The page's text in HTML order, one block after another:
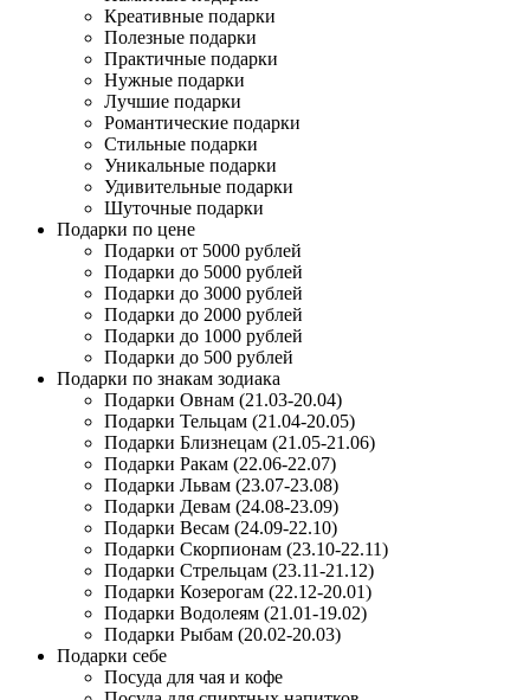
Креативные подарки
Полезные подарки
Практичные подарки
Нужные подарки
Лучшие подарки
Романтические подарки
Стильные подарки
Уникальные подарки
Удивительные подарки
Шуточные подарки
Подарки по цене
Подарки от 5000 рублей
Подарки до 5000 рублей
Подарки до 3000 рублей
Подарки до 2000 рублей
Подарки до 1000 рублей
Подарки до 500 рублей
Подарки по знакам зодиака
Подарки Овнам (21.03-20.04)
Подарки Тельцам (21.04-20.05)
Подарки Близнецам (21.05-21.06)
Подарки Ракам (22.06-22.07)
Подарки Львам (23.07-23.08)
Подарки Девам (24.08-23.09)
Подарки Весам (24.09-22.10)
Подарки Скорпионам (23.10-22.11)
Подарки Стрельцам (23.11-21.12)
Подарки Козерогам (22.12-20.01)
Подарки Водолеям (21.01-19.02)
Подарки Рыбам (20.02-20.03)
Подарки себе
Посуда для чая и кофе